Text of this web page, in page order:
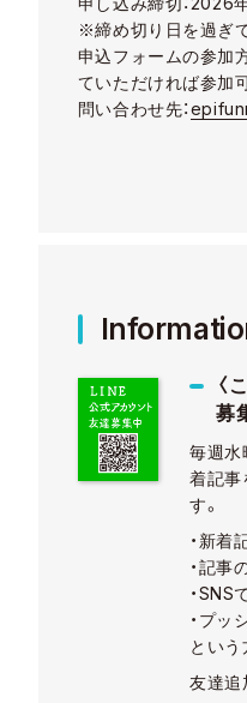
※締め切り日を過ぎ
申込フォームの参加
ていただければ参加
問い合わせ先：
〈
募
毎週水
着記事
す。
・新着
・記事
・SNS
・プッ
という
友達追